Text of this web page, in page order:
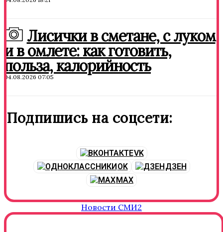
Лисички в сметане, с луком
и в омлете: как готовить,
польза, калорийность
04.08.2026 07:05
Подпишись на соцсети:
VK
OK
ДЗЕН
MAX
Новости СМИ2